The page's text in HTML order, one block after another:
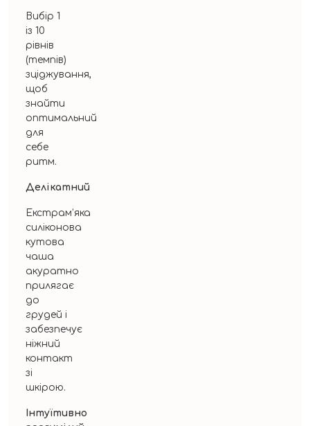
Вибір 1
із 10
рівнів
(темпів)
зціджування,
щоб
знайти
оптимальний
для
себе
ритм.
Делікатний
Екстрам’яка
силіконова
кутова
чаша
акуратно
прилягає
до
грудей і
забезпечує
ніжний
контакт
зі
шкірою.
Інтуїтивно